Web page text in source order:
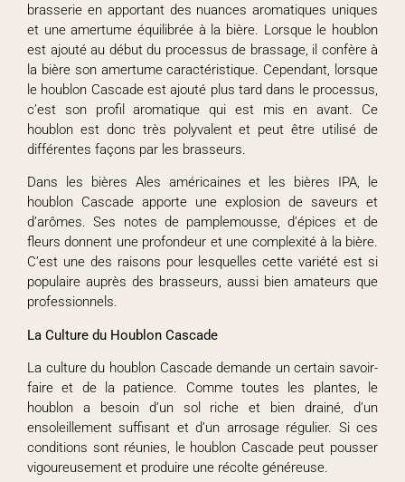
brasserie en apportant des nuances aromatiques uniques
et une amertume équilibrée à la bière. Lorsque le houblon
est ajouté au début du processus de brassage, il confère à
la bière son amertume caractéristique. Cependant, lorsque
le houblon Cascade est ajouté plus tard dans le processus,
c’est son profil aromatique qui est mis en avant. Ce
houblon est donc très polyvalent et peut être utilisé de
différentes façons par les brasseurs.
Dans les bières Ales américaines et les bières IPA, le
houblon Cascade apporte une explosion de saveurs et
d’arômes. Ses notes de pamplemousse, d’épices et de
fleurs donnent une profondeur et une complexité à la bière.
C’est une des raisons pour lesquelles cette variété est si
populaire auprès des brasseurs, aussi bien amateurs que
professionnels.
La Culture du Houblon Cascade
La culture du houblon Cascade demande un certain savoir-
faire et de la patience. Comme toutes les plantes, le
houblon a besoin d’un sol riche et bien drainé, d’un
ensoleillement suffisant et d’un arrosage régulier. Si ces
conditions sont réunies, le houblon Cascade peut pousser
vigoureusement et produire une récolte généreuse.